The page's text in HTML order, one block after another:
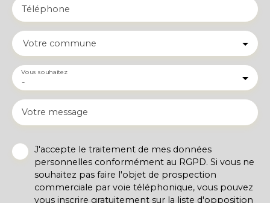
Téléphone
Votre commune
-
Vous souhaitez
Votre message
J'accepte le traitement de mes données
personnelles conformément au RGPD. Si vous ne
souhaitez pas faire l'objet de prospection
commerciale par voie téléphonique, vous pouvez
vous inscrire gratuitement sur la liste d'opposition